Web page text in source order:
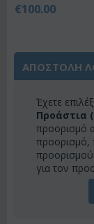
€100.00
ΑΠΟΣΤΟΛΗ
Έχετε
Προάστια
προορισμό
προορισμό,
για τον